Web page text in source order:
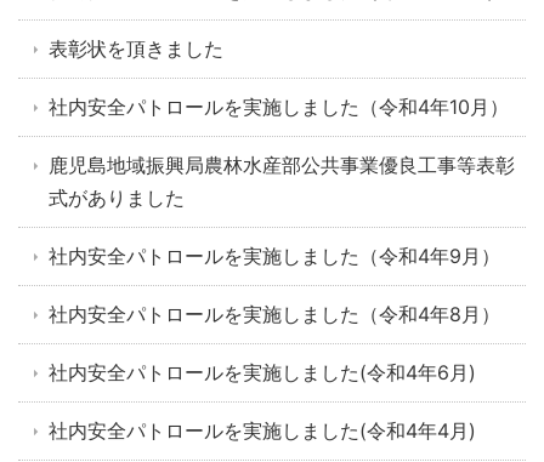
表彰状を頂きました
社内安全パトロールを実施しました（令和4年10月）
鹿児島地域振興局農林水産部公共事業優良工事等表彰
式がありました
社内安全パトロールを実施しました（令和4年9月）
社内安全パトロールを実施しました（令和4年8月）
社内安全パトロールを実施しました(令和4年6月)
社内安全パトロールを実施しました(令和4年4月)